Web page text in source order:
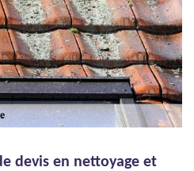
devis en nettoyage et